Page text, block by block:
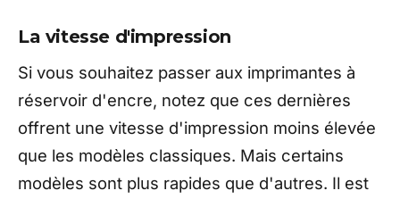
La vitesse d'impression
Si vous souhaitez passer aux imprimantes à
réservoir d'encre, notez que ces dernières
offrent une vitesse d'impression moins élevée
que les modèles classiques. Mais certains
modèles sont plus rapides que d'autres. Il est